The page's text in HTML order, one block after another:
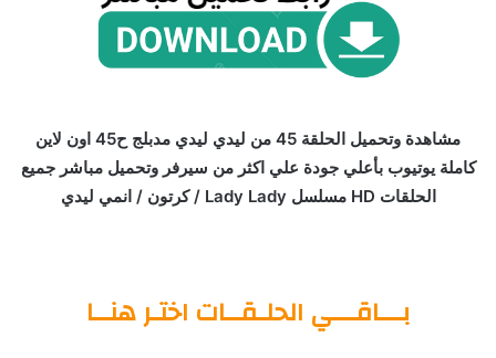
مشاهدة وتحميل الحلقة 45 من ليدي ليدي مدبلج ح45 اون لاين
كاملة يوتيوب بأعلي جودة علي اكثر من سيرفر وتحميل مباشر جميع
الحلقات HD مسلسل Lady Lady / كرتون / انمي ليدي
بـــاقـــي الحلـقــات اختـر هنــا